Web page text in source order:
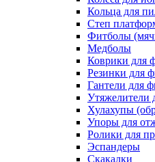
Кольца для
Степ
Фитболы
Медболы
Коврики для
Резинки для
Гантели для
Утяжелители
Хулахупы
Упоры для
Ролики для
Эспандеры
Скакалки